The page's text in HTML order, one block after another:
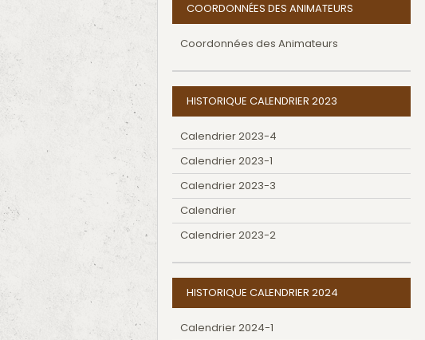
COORDONNÉES DES ANIMATEURS
Coordonnées des Animateurs
HISTORIQUE CALENDRIER 2023
Calendrier 2023-4
Calendrier 2023-1
Calendrier 2023-3
Calendrier
Calendrier 2023-2
HISTORIQUE CALENDRIER 2024
Calendrier 2024-1